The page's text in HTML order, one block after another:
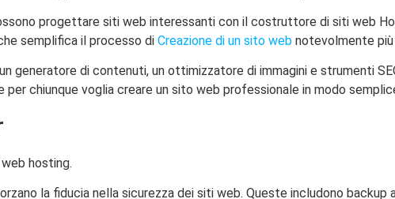
progettare siti web interessanti con il costruttore di siti web
semplifica il processo di Creazione di un sito web notevolmente
generatore di contenuti, un ottimizzatore di immagini e strumenti
chiunque voglia creare un sito web professionale in modo
la fiducia nella sicurezza dei siti web. Queste includono backup